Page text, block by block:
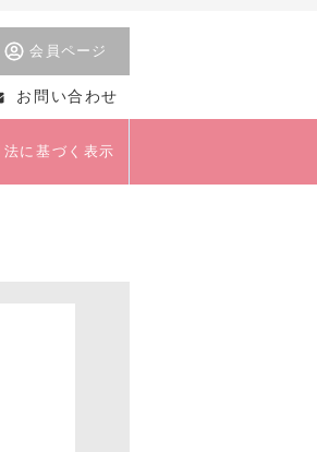
会員ページ
お問い合わせ
に基づく表示